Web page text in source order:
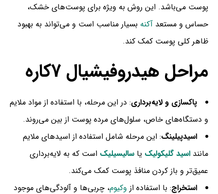
پوست می‌باشد. این روش به ویژه برای پوست‌های خشک،
حساس و مستعد آکنه بسیار مناسب است و می‌تواند به بهبود
ظاهر کلی پوست کمک کند.
مراحل هیدروفیشیال 7کاره
پاکسازی و لایه‌برداری: در این مرحله، با استفاده از مواد ملایم
و دستگاه‌های خاص، سلول‌های مرده پوست از بین می‌روند.
اسید‌پیلینگ: این مرحله شامل استفاده از اسیدهای ملایم
مانند اسید گلیکولیک یا سالیسیلیک است که به لایه‌برداری
عمیق‌تر و باز کردن منافذ پوست کمک می‌کند.
استخراج: با استفاده از وکیوم، چربی‌ها و آلودگی‌های موجود